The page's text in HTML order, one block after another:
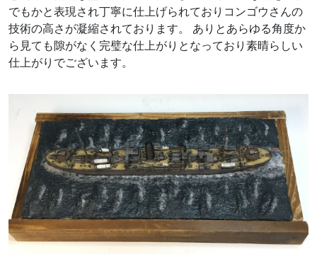
でもかと表現され丁寧に仕上げられておりコンゴウさんの
技術の高さが凝縮されております。 ありとあらゆる角度か
ら見ても隙がなく完璧な仕上がりとなっており素晴らしい
仕上がりでございます。